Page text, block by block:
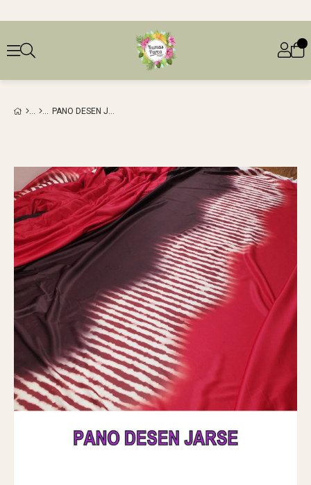
PANO DESEN JARSE KIRMIZI BORDO RENKLERDE (EN 150 CM X BOY 148 CM)